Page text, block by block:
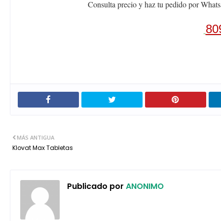
Consulta precio y haz tu pedido por
MÁS ANTIGUA
Klovat Max Tabletas
Publicado por ANONIMO